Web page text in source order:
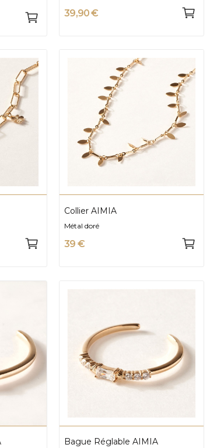
39,90 €
Collier AIMIA
Métal doré
39 €
Bague Réglable AIMIA